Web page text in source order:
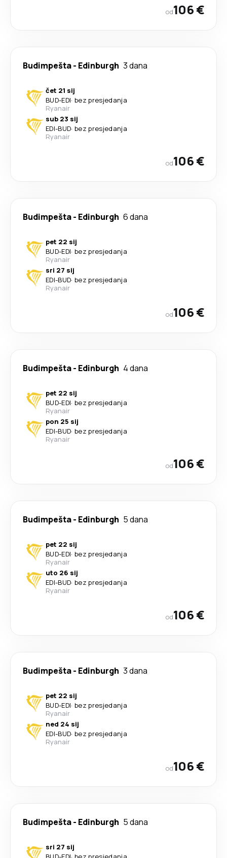
od106 €
Budimpešta- Edinburgh 3 dana
čet 21 sij
BUD-EDI· bez presjedanja
Ryanair
sub 23 sij
EDI-BUD· bez presjedanja
Ryanair
od106 €
Budimpešta- Edinburgh 6 dana
pet 22 sij
BUD-EDI· bez presjedanja
Ryanair
sri 27 sij
EDI-BUD· bez presjedanja
Ryanair
od106 €
Budimpešta- Edinburgh 4 dana
pet 22 sij
BUD-EDI· bez presjedanja
Ryanair
pon 25 sij
EDI-BUD· bez presjedanja
Ryanair
od106 €
Budimpešta- Edinburgh 5 dana
pet 22 sij
BUD-EDI· bez presjedanja
Ryanair
uto 26 sij
EDI-BUD· bez presjedanja
Ryanair
od106 €
Budimpešta- Edinburgh 3 dana
pet 22 sij
BUD-EDI· bez presjedanja
Ryanair
ned 24 sij
EDI-BUD· bez presjedanja
Ryanair
od106 €
Budimpešta- Edinburgh 5 dana
sri 27 sij